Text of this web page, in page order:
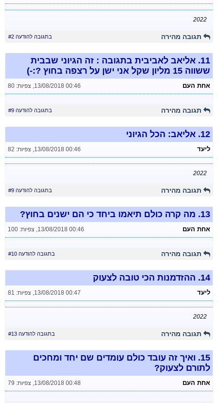
2022
תגובה מהירה בתגובה להודעה #2
11. אליאב לאביבית בתגובה : זה הגיוני שבבית
ששווה 15 מליון שקל אני ישן על רצפה בחוץ ?:-)
אחת העם 13/08/2018 00:46
, צפיות: 80
תגובה מהירה בתגובה להודעה #9
12. אליאב: הכל הגיוני
ליעד 13/08/2018 00:46
, צפיות: 82
2022
תגובה מהירה בתגובה להודעה #9
13. מה קרה כולם תיאמו ביחד כי הם ישנים בחוץ?
אחת העם 13/08/2018 00:46
, צפיות: 100
תגובה מהירה בתגובה להודעה #10
14. ההזדמנות הכי טובה לצעוק
ליעד 13/08/2018 00:47
, צפיות: 81
2022
תגובה מהירה בתגובה להודעה #13
15. ואיך זה עובד כולם עומדים שם יחד ומחכים
לתורם לצעוק?
אחת העם 13/08/2018 00:48
, צפיות: 79